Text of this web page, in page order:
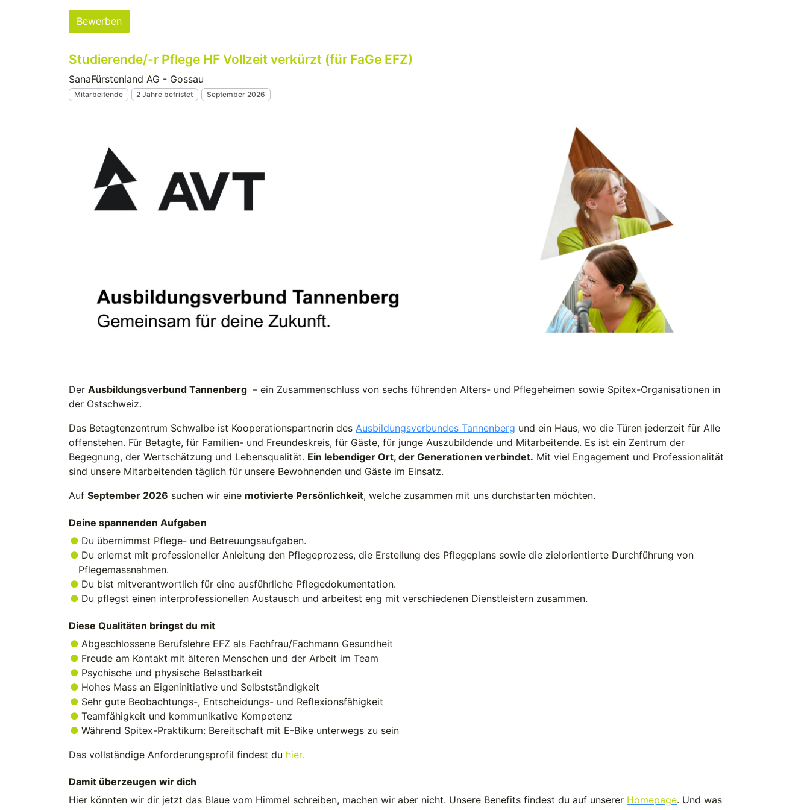
Bewerben
Studierende/-r Pflege HF Vollzeit verkürzt (für FaGe EFZ)
SanaFürstenland AG - Gossau
Mitarbeitende 2 Jahre befristet September 2026
Der Ausbildungsverbund Tannenberg – ein Zusammenschluss von sechs führenden Alters- und Pflegeheimen sowie Spitex-Organisationen in
der Ostschweiz.
Das Betagtenzentrum Schwalbe ist Kooperationspartnerin des Ausbildungsverbundes Tannenberg und ein Haus, wo die Türen jederzeit für Alle
offenstehen. Für Betagte, für Familien- und Freundeskreis, für Gäste, für junge Auszubildende und Mitarbeitende. Es ist ein Zentrum der
Begegnung, der Wertschätzung und Lebensqualität. Ein lebendiger Ort, der Generationen verbindet. Mit viel Engagement und Professionalität
sind unsere Mitarbeitenden täglich für unsere Bewohnenden und Gäste im Einsatz.
Auf September 2026 suchen wir eine motivierte Persönlichkeit, welche zusammen mit uns durchstarten möchten.
Deine spannenden Aufgaben
Du übernimmst Pflege- und Betreuungsaufgaben.
Du erlernst mit professioneller Anleitung den Pflegeprozess, die Erstellung des Pflegeplans sowie die zielorientierte Durchführung von
Pflegemassnahmen.
Du bist mitverantwortlich für eine ausführliche Pflegedokumentation.
Du pflegst einen interprofessionellen Austausch und arbeitest eng mit verschiedenen Dienstleistern zusammen.
Diese Qualitäten bringst du mit
Abgeschlossene Berufslehre EFZ als Fachfrau/Fachmann Gesundheit
Freude am Kontakt mit älteren Menschen und der Arbeit im Team
Psychische und physische Belastbarkeit
Hohes Mass an Eigeninitiative und Selbstständigkeit
Sehr gute Beobachtungs-, Entscheidungs- und Reflexionsfähigkeit
Teamfähigkeit und kommunikative Kompetenz
Während Spitex-Praktikum: Bereitschaft mit E-Bike unterwegs zu sein
Das vollständige Anforderungsprofil findest du hier.
Damit überzeugen wir dich
Hier könnten wir dir jetzt das Blaue vom Himmel schreiben, machen wir aber nicht. Unsere Benefits findest du auf unserer Homepage. Und was